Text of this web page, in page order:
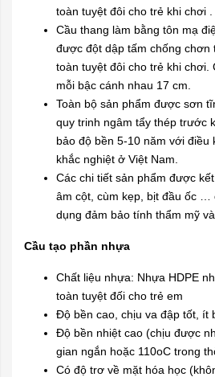
toàn tuyệt đôi cho trẻ khi chơi .
Cầu thang làm bằng tôn mạ
được đột dập tấm chống chơn
toàn tuyệt đôi cho trẻ khi chơi.
mỗi bậc cánh nhau 17 cm.
Toàn bộ sản phẩm được sơn
quy trinh ngâm tẩy thép trước
bảo độ bền 5-10 năm với điều
khắc nghiệt ở Việt Nam.
Các chi tiết sản phẩm được
âm cột, cùm kẹp, bịt đầu ốc …
dụng đảm bảo tính thẩm mỹ
Cầu tạo phần nhựa
Chất liệu nhựa: Nhựa HDPE
toàn tuyệt đối cho trẻ em
Độ bền cao, chịu va đập tốt, ít
Độ bền nhiệt cao (chịu được
gian ngắn hoặc 110oC trong
Có độ trơ về mặt hóa học